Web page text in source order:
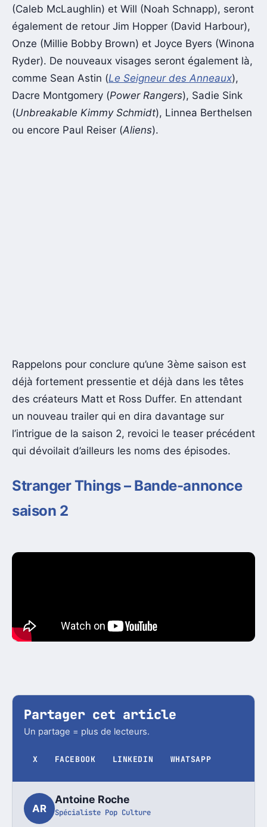
(Caleb McLaughlin) et Will (Noah Schnapp), seront
également de retour Jim Hopper (David Harbour),
Onze (Millie Bobby Brown) et Joyce Byers (Winona
Ryder). De nouveaux visages seront également là,
comme Sean Astin (Le Seigneur des Anneaux),
Dacre Montgomery (Power Rangers), Sadie Sink
(Unbreakable Kimmy Schmidt), Linnea Berthelsen
ou encore Paul Reiser (Aliens).
Rappelons pour conclure qu’une 3ème saison est
déjà fortement pressentie et déjà dans les têtes
des créateurs Matt et Ross Duffer. En attendant
un nouveau trailer qui en dira davantage sur
l’intrigue de la saison 2, revoici le teaser précédent
qui dévoilait d’ailleurs les noms des épisodes.
Stranger Things – Bande-annonce
saison 2
Partager cet article
Un partage = plus de lecteurs.
X FACEBOOK LINKEDIN WHATSAPP
AR
Antoine Roche
Spécialiste Pop Culture